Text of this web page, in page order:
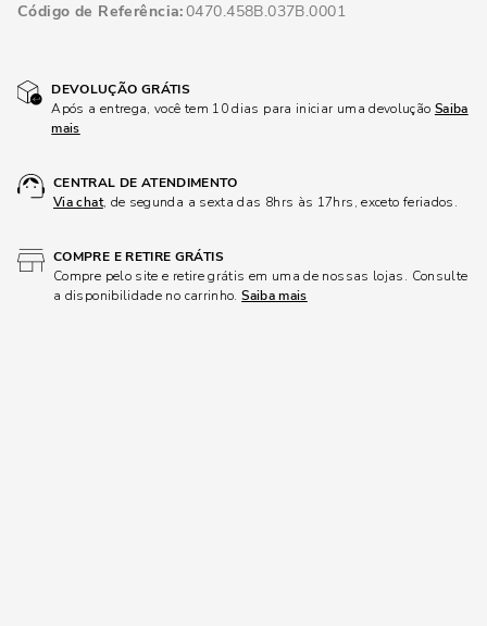
Código de Referência 0470.458B.037B.0001
DEVOLUÇÃO GRÁTIS
Após a entrega, você tem 10 dias para iniciar uma devolução Saiba
mais
CENTRAL DE ATENDIMENTO
Via chat, de segunda a sexta das 8hrs às 17hrs, exceto feriados.
COMPRE E RETIRE GRÁTIS
Compre pelo site e retire grátis em uma de nossas lojas. Consulte
a disponibilidade no carrinho.Saiba mais